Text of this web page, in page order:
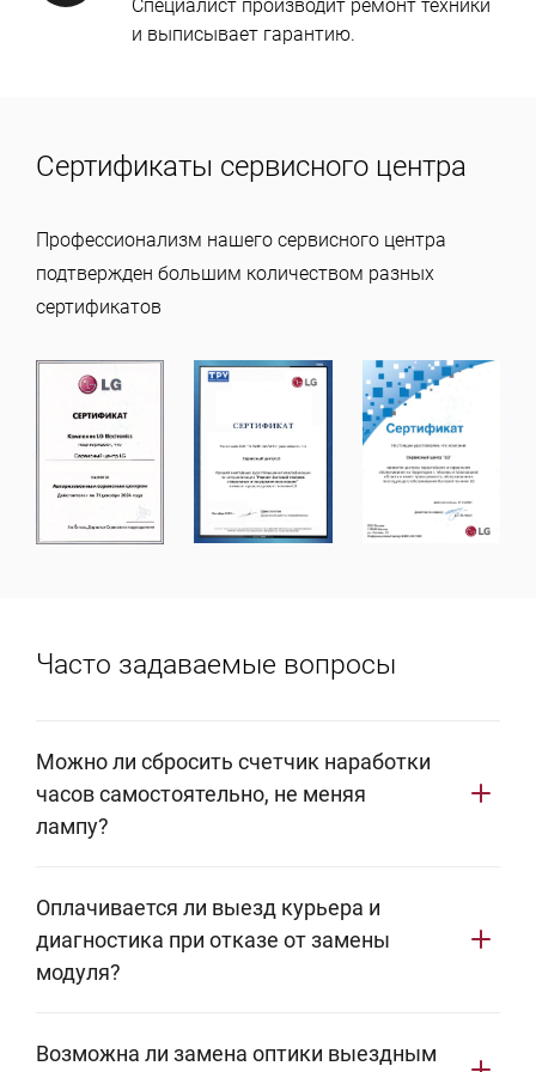
Специалист производит ремонт техники
и выписывает гарантию.
Сертификаты сервисного центра
Профессионализм нашего сервисного центра
подтвержден большим количеством разных
сертификатов
Часто задаваемые вопросы
Можно ли сбросить счетчик наработки
часов самостоятельно, не меняя
лампу?
однако эксплуатация деградировавшей UHP-колбы
нарушает терморежим системы. Это приводит к
критическому перегреву, риску детонации колбы
стоимость последующего ремонта в 3−4 раза.
Оплачивается ли выезд курьера и
диагностика при отказе от замены
модуля?
диагностика действуют только при согласии на
Возможна ли замена оптики выездным